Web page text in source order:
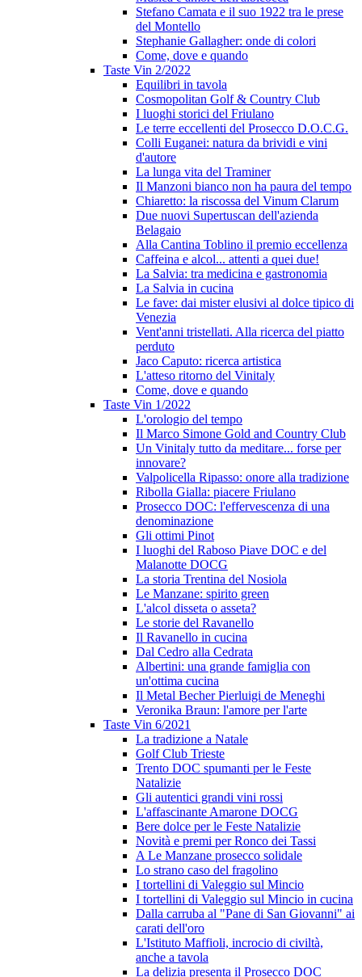
Stefano Camata e il suo 1922 tra le prese
del Montello
Stephanie Gallagher: onde di colori
Come, dove e quando
Taste Vin 2/2022
Equilibri in tavola
Cosmopolitan Golf & Country Club
I luoghi storici del Friulano
Le terre eccellenti del Prosecco D.O.C.G.
Colli Euganei: natura da brividi e vini
d'autore
La lunga vita del Traminer
Il Manzoni bianco non ha paura del tempo
Chiaretto: la riscossa del Vinum Clarum
Due nuovi Supertuscan dell'azienda
Belagaio
Alla Cantina Toblino il premio eccellenza
Caffeina e alcol... attenti a quei due!
La Salvia: tra medicina e gastronomia
La Salvia in cucina
Le fave: dai mister elusivi al dolce tipico di
Venezia
Vent'anni tristellati. Alla ricerca del piatto
perduto
Jaco Caputo: ricerca artistica
L'atteso ritorno del Vinitaly
Come, dove e quando
Taste Vin 1/2022
L'orologio del tempo
Il Marco Simone Gold and Country Club
Un Vinitaly tutto da meditare... forse per
innovare?
Valpolicella Ripasso: onore alla tradizione
Ribolla Gialla: piacere Friulano
Prosecco DOC: l'effervescenza di una
denominazione
Gli ottimi Pinot
I luoghi del Raboso Piave DOC e del
Malanotte DOCG
La storia Trentina del Nosiola
Le Manzane: spirito green
L'alcol disseta o asseta?
Le storie del Ravanello
Il Ravanello in cucina
Dal Cedro alla Cedrata
Albertini: una grande famiglia con
un'ottima cucina
Il Metal Becher Pierluigi de Meneghi
Veronika Braun: l'amore per l'arte
Taste Vin 6/2021
La tradizione a Natale
Golf Club Trieste
Trento DOC spumanti per le Feste
Natalizie
Gli autentici grandi vini rossi
L'affascinante Amarone DOCG
Bere dolce per le Feste Natalizie
Novità e premi per Ronco dei Tassi
A Le Manzane prosecco solidale
Lo strano caso del fragolino
I tortellini di Valeggio sul Mincio
I tortellini di Valeggio sul Mincio in cucina
Dalla carruba al "Pane di San Giovanni" ai
carati dell'oro
L'Istituto Maffioli, incrocio di civiltà,
anche a tavola
La delizia presenta il Prosecco DOC